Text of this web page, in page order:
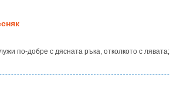
по-добре с дясната ръка, отколкото с